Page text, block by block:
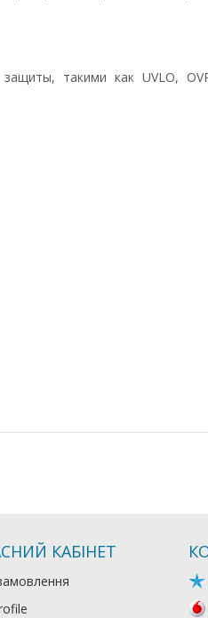
защиты, такими как UVLO,
КАБІНЕТ